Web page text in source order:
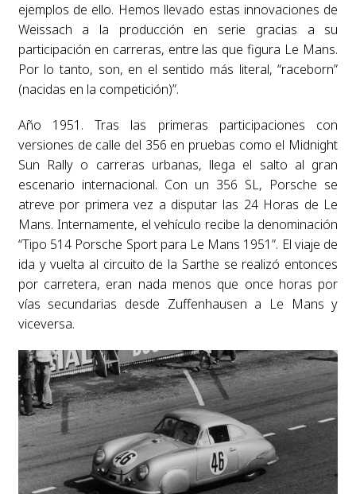
ejemplos de ello. Hemos llevado estas innovaciones de
Weissach a la producción en serie gracias a su
participación en carreras, entre las que figura Le Mans.
Por lo tanto, son, en el sentido más literal, “raceborn”
(nacidas en la competición)”.
Año 1951. Tras las primeras participaciones con
versiones de calle del 356 en pruebas como el Midnight
Sun Rally o carreras urbanas, llega el salto al gran
escenario internacional. Con un 356 SL, Porsche se
atreve por primera vez a disputar las 24 Horas de Le
Mans. Internamente, el vehículo recibe la denominación
“Tipo 514 Porsche Sport para Le Mans 1951”. El viaje de
ida y vuelta al circuito de la Sarthe se realizó entonces
por carretera, eran nada menos que once horas por
vías secundarias desde Zuffenhausen a Le Mans y
viceversa.